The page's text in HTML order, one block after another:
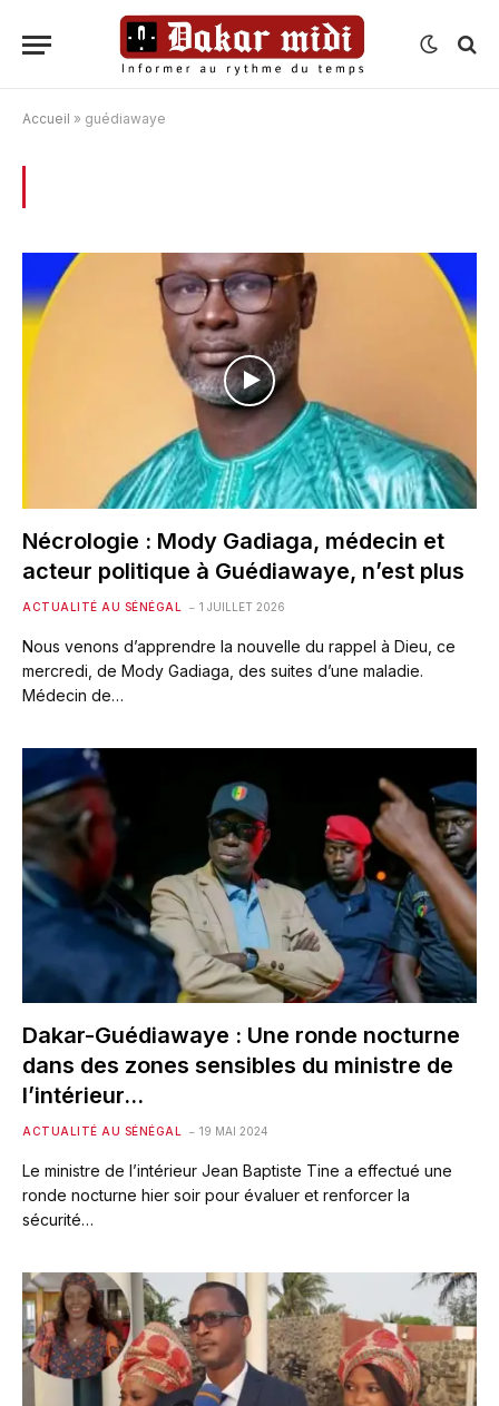
Accueil » guédiawaye
Nécrologie : Mody Gadiaga, médecin et
acteur politique à Guédiawaye, n’est plus
ACTUALITÉ AU SÉNÉGAL 1 JUILLET 2026
Nous venons d’apprendre la nouvelle du rappel à Dieu, ce
mercredi, de Mody Gadiaga, des suites d’une maladie.
Médecin de…
Dakar-Guédiawaye : Une ronde nocturne
dans des zones sensibles du ministre de
l’intérieur…
ACTUALITÉ AU SÉNÉGAL 19 MAI 2024
Le ministre de l’intérieur Jean Baptiste Tine a effectué une
ronde nocturne hier soir pour évaluer et renforcer la
sécurité…